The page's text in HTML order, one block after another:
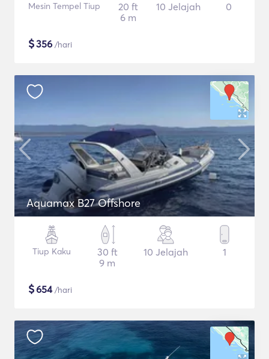
Mesin Tempel Tiup
20 ft
6 m
10 Jelajah 0
$356 /hari
Aquamax B27 Offshore
Tiup Kaku
30 ft
9 m
10 Jelajah 1
$654/hari